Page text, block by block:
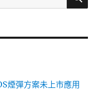
煙彈方案未上市應用